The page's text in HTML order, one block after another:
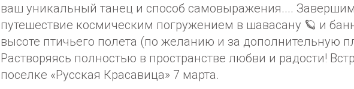
ваш уникальный танец и способ самовыражения....
путешествие космическим погружением в шавасану 🪐 и
высоте птичьего полета (по желанию и за дополнительную
Растворяясь полностью в пространстве любви и радости!
поселке «Русская Красавица» 7 марта.